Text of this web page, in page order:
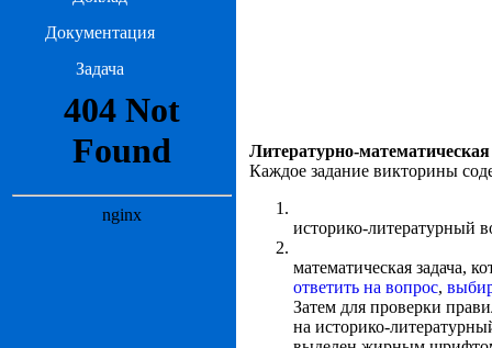
Документация
Задача
Литературно-
Каждое задание викторины
историко-литературный
математическая задача,
ответить на вопрос,
Затем для проверки
на историко-